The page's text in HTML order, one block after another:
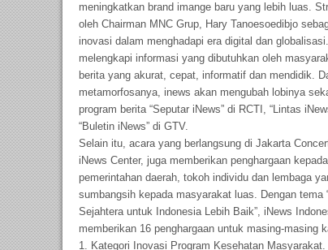
meningkatkan brand imange baru yang lebih luas.
oleh Chairman MNC Grup, Hary Tanoesoedibjo
inovasi dalam menghadapi era digital dan
melengkapi informasi yang dibutuhkan oleh
berita yang akurat, cepat, informatif dan mendidik.
metamorfosanya, inews akan mengubah lobinya
program berita “Seputar iNews” di RCTI, “Lintas
“Buletin iNews” di GTV.
Selain itu, acara yang berlangsung di Jakarta
iNews Center, juga memberikan penghargaan
pemerintahan daerah, tokoh individu dan lembaga
sumbangsih kepada masyarakat luas. Dengan tema
Sejahtera untuk Indonesia Lebih Baik”, iNews
memberikan 16 penghargaan untuk masing-masing
1. Kategori Inovasi Program Kesehatan Masyarakat.